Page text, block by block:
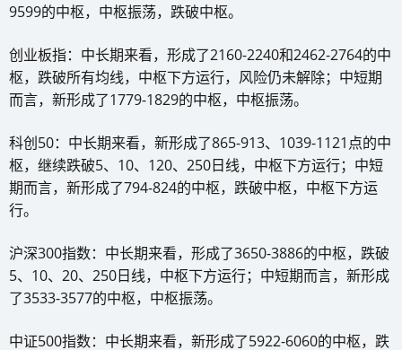
9599的中枢，中枢振荡，跌破中枢。
创业板指：中长期来看，形成了2160-2240和2462-2764的中
枢，跌破所有均线，中枢下方运行，风险仍未解除；中短期
而言，新形成了1779-1829的中枢，中枢振荡。
科创50：中长期来看，新形成了865-913、1039-1121点的中
枢，继续跌破5、10、120、250日线，中枢下方运行；中短
期而言，新形成了794-824的中枢，跌破中枢，中枢下方运
行。
沪深300指数：中长期来看，形成了3650-3886的中枢，跌破
5、10、20、250日线，中枢下方运行；中短期而言，新形成
了3533-3577的中枢，中枢振荡。
中证500指数：中长期来看，新形成了5922-6060的中枢，跌